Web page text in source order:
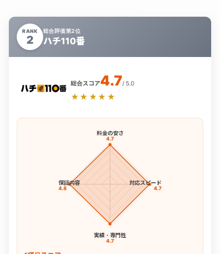
RANK
2
総合評価第2位
ハチ110番
総合スコア4.7/ 5.0
★★★★★
料金の安さ
4.7
対応スピード
4.7
実績・専門性
4.7
保証内容
4.8